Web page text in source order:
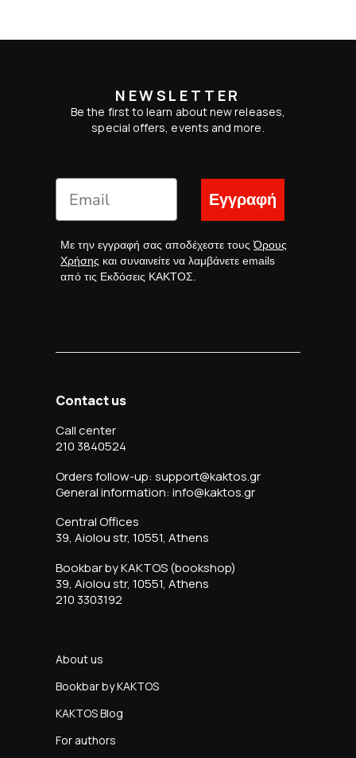
NEWSLETTER
Be the first to learn about new releases,
special offers, events and more.
Εγγραφή
Με την εγγραφή σας αποδέχεστε τουςΌρους
Χρήσης και συναινείτε να λαμβάνετε emails
από τις Εκδόσεις ΚΑΚΤΟΣ.
Contact us
Call center
210 3840524
Orders follow-up: support@kaktos.gr
General information: info@kaktos.gr
Central Offices
39, Aiolou str, 10551, Athens
Bookbar by KAKTOS (bookshop)
39, Aiolou str, 10551, Athens
210 3303192
About us
Bookbar by KAKTOS
KAKTOS Blog
For authors